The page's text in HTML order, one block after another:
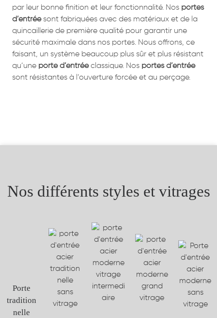
par leur bonne finition et leur fonctionnalité. Nos portes
d’entréesont fabriquées avec des matériaux et de la
quincaillerie de première qualité pour garantir une
sécurité maximale dans nos portes. Nous offrons, ce
faisant, un système beaucoup plus sûr et plus résistant
qu’une porte d’entréeclassique. Nos portes d’entrée
sont résistantes à l’ouverture forcée et au perçage.
Nos différents styles et vitrages
Porte
tradition
nelle